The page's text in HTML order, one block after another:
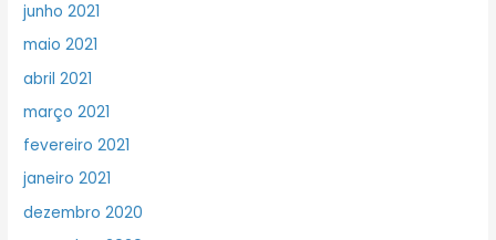
junho 2021
maio 2021
abril 2021
março 2021
fevereiro 2021
janeiro 2021
dezembro 2020